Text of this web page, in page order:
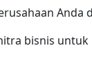
Anda
bisnis